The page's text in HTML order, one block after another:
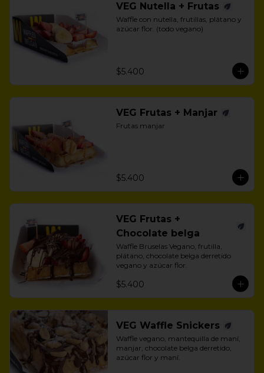
VEG Nutella + Frutas
Waffle con nutella, frutillas, plátano y
azúcar flor. (todo vegano)
$5.400
VEG Frutas + Manjar
Frutas manjar
$5.400
VEG Frutas +
Chocolate belga
Waffle Bruselas Vegano, frutilla,
plátano, chocolate belga derretido
vegano y azúcar flor.
$5.400
VEG Waffle Snickers
Waffle vegano, mantequilla de maní,
manjar, chocolate belga derretido,
azúcar flor y maní.